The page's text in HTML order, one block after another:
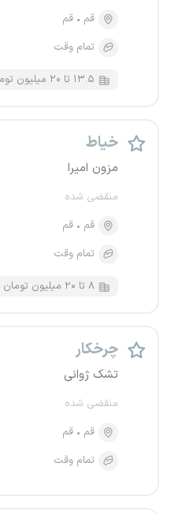
قم
قم
تمام وقت
۱۳.۵ تا ۲۰ میلیون تومان
خیاط
مزون امیرا
منقضی شده
قم
قم
تمام وقت
۸ تا ۲۰ میلیون تومان
چرخکار
تشک ژوانی
منقضی شده
قم
قم
تمام وقت